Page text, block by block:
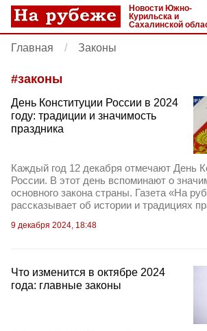
Новости Южно-
Курильска и
Сахалинской
Главная Законы
#законы
День Конституции России в 2024
году: традиции и значимость
праздника
Каждый год 12 декабря отмечают День
России. В этот день вспоминают о
основного закона страны. Газета «На
рассказывает об истории и традициях
9 декабря 2024, 18:48
Что изменится в октябре 2024
года: главные законы